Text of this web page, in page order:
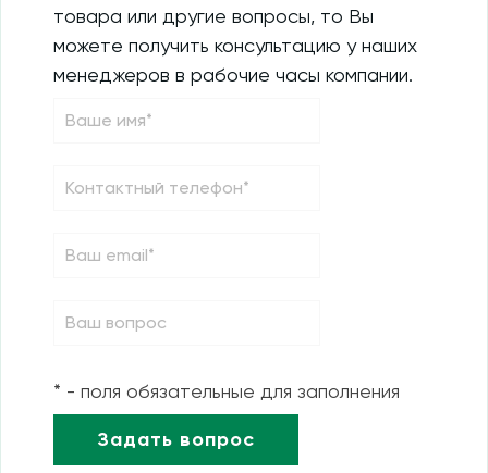
товара или другие вопросы, то Вы
можете получить консультацию у наших
менеджеров в рабочие часы компании.
* - поля обязательные для заполнения